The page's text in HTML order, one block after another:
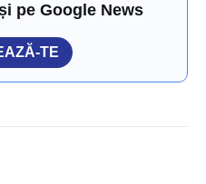
pe Google News
TE